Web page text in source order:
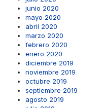
junio 2020
mayo 2020
abril 2020
marzo 2020
febrero 2020
enero 2020
diciembre 2019
noviembre 2019
octubre 2019
septiembre 2019
agosto 2019